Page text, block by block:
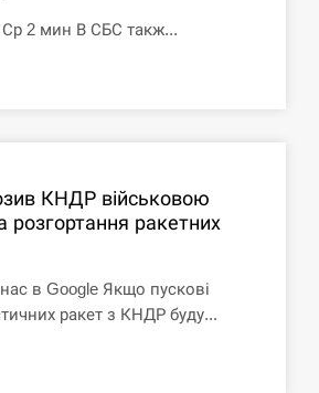
Ср 2 мин В СБС такж...
КНДР військовою
розгортання ракетних
в Google Якщо пускові
ракет з КНДР буду...